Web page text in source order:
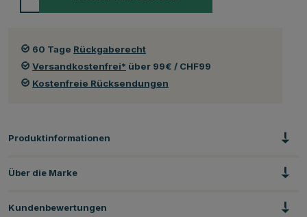
60 Tage Rückgaberecht
Versandkostenfrei* über 99€ / CHF99
Kostenfreie Rücksendungen
Produktinformationen
Über die Marke
Kundenbewertungen